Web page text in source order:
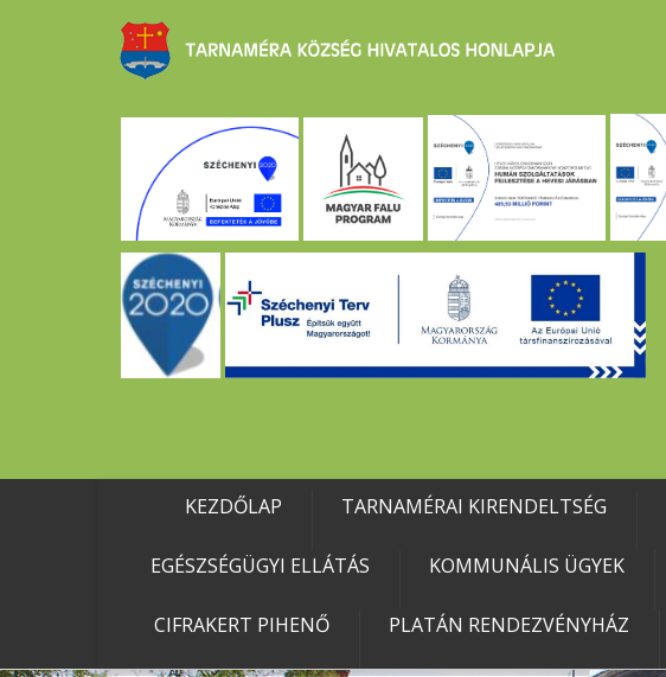
KEZDŐLAP TARNAMÉRAI KIRENDELTSÉG
EGÉSZSÉGÜGYI ELLÁTÁS KOMMUNÁLIS ÜGYEK
CIFRAKERT PIHENŐ PLATÁN RENDEZVÉNYHÁZ